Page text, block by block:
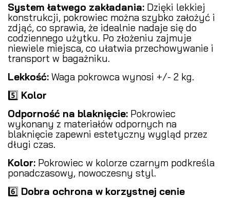
System łatwego zakładania: Dzięki lekkiej
konstrukcji, pokrowiec można szybko założyć i
zdjąć, co sprawia, że idealnie nadaje się do
codziennego użytku. Po złożeniu zajmuje
niewiele miejsca, co ułatwia przechowywanie i
transport w bagażniku.
Lekkość: Waga pokrowca wynosi +/- 2 kg.
5️⃣ Kolor
Odporność na blaknięcie: Pokrowiec
wykonany z materiałów odpornych na
blaknięcie zapewni estetyczny wygląd przez
długi czas.
Kolor: Pokrowiec w kolorze czarnym podkreśla
ponadczasowy, nowoczesny styl.
6️⃣ Dobra ochrona w korzystnej cenie